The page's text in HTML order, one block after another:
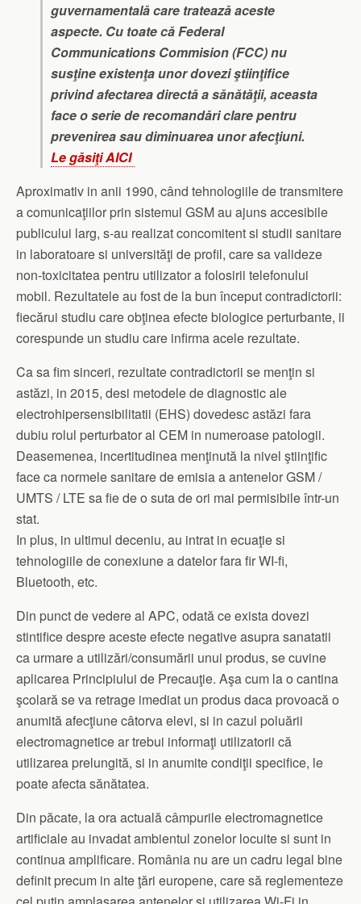
guvernamentală care tratează aceste
aspecte. Cu toate că Federal
Communications Commision (FCC) nu
susţine existenţa unor dovezi ştiinţifice
privind afectarea directă a sănătăţii, aceasta
face o serie de recomandări clare pentru
prevenirea sau diminuarea unor afecţiuni.
Le găsiţi AICI
Aproximativ in anii 1990, când tehnologiile de transmitere
a comunicaţiilor prin sistemul GSM au ajuns accesibile
publicului larg, s-au realizat concomitent si studii sanitare
in laboratoare si universităţi de profil, care sa valideze
non-toxicitatea pentru utilizator a folosirii telefonului
mobil. Rezultatele au fost de la bun început contradictorii:
fiecărui studiu care obţinea efecte biologice perturbante, ii
corespunde un studiu care infirma acele rezultate.
Ca sa fim sinceri, rezultate contradictorii se menţin si
astăzi, in 2015, desi metodele de diagnostic ale
electrohipersensibilitatii (EHS) dovedesc astăzi fara
dubiu rolul perturbator al CEM in numeroase patologii.
Deasemenea, incertitudinea menţinută la nivel ştiinţific
face ca normele sanitare de emisia a antenelor GSM /
UMTS / LTE sa fie de o suta de ori mai permisibile într-un
stat.
In plus, in ultimul deceniu, au intrat in ecuaţie si
tehnologiile de conexiune a datelor fara fir WI-fi,
Bluetooth, etc.
Din punct de vedere al APC, odată ce exista dovezi
stintifice despre aceste efecte negative asupra sanatatii
ca urmare a utilizări/consumării unui produs, se cuvine
aplicarea Principiului de Precauţie. Aşa cum la o cantina
şcolară se va retrage imediat un produs daca provoacă o
anumită afecţiune câtorva elevi, si in cazul poluării
electromagnetice ar trebui informaţi utilizatorii că
utilizarea prelungită, si in anumite condiţii specifice, le
poate afecta sănătatea.
Din păcate, la ora actuală câmpurile electromagnetice
artificiale au invadat ambientul zonelor locuite si sunt in
continua amplificare. România nu are un cadru legal bine
definit precum in alte ţări europene, care să reglementeze